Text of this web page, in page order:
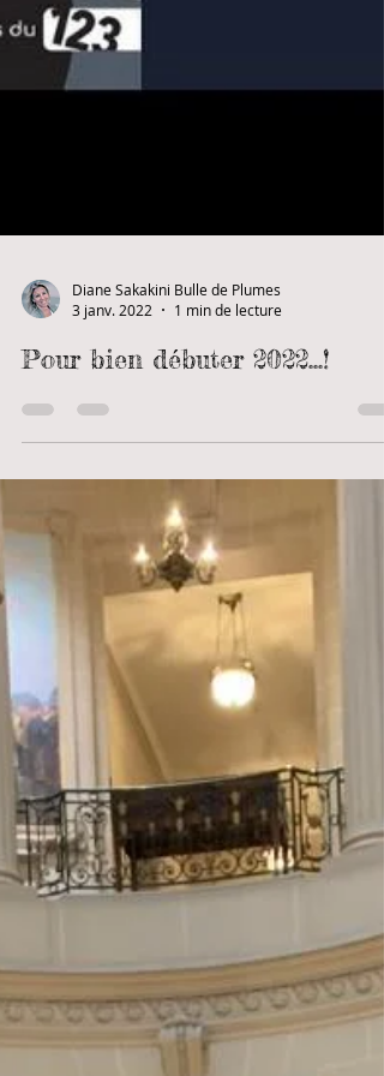
Diane Sakakini Bulle de Plumes
1 min de lecture
Pour bien débuter 2022...!